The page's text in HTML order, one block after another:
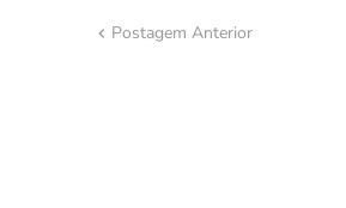
Postagem Anterior